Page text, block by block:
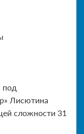
под
Лисютина
сложности 31